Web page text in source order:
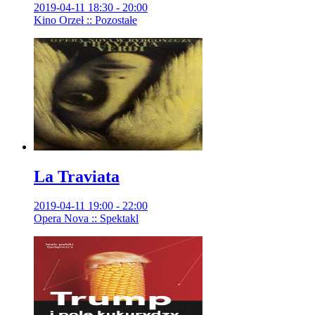
2019-04-11 18:30 - 20:00
Kino Orzeł :: Pozostałe
La Traviata
2019-04-11 19:00 - 22:00
Opera Nova :: Spektakl